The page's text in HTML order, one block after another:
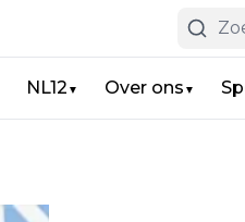
NL12 ▼ Over ons ▼